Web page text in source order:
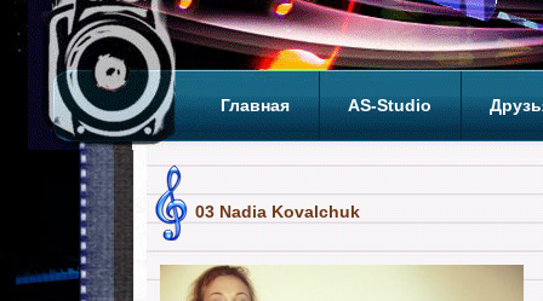
Главная AS-Studio
03 Nadia Kovalchuk